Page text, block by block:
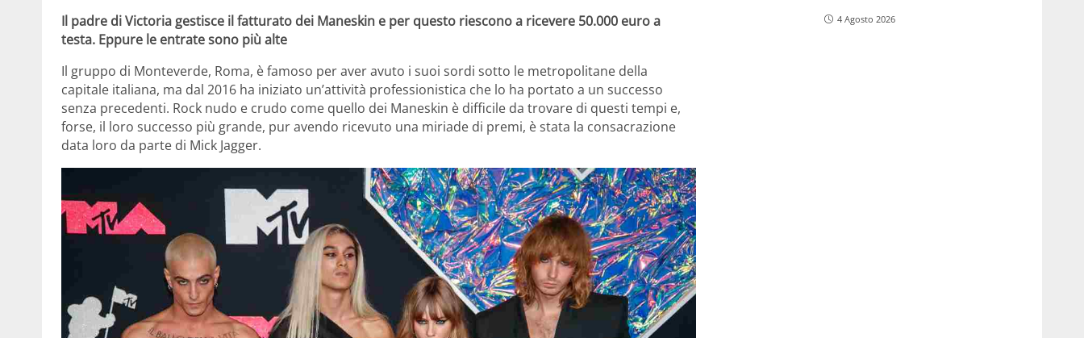
Il padre di Victoria gestisce il fatturato dei Maneskin e per questo riescono a ricevere 50.000 euro a
testa. Eppure le entrate sono più alte
Il gruppo di Monteverde, Roma, è famoso per aver avuto i suoi sordi sotto le metropolitane della
capitale italiana, ma dal 2016 ha iniziato un’attività professionistica che lo ha portato a un successo
senza precedenti. Rock nudo e crudo come quello dei Maneskin è difficile da trovare di questi tempi e,
forse, il loro successo più grande, pur avendo ricevuto una miriade di premi, è stata la consacrazione
data loro da parte di Mick Jagger.
4 Agosto 2026